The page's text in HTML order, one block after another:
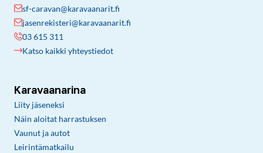
sf-caravan@karavaanarit.fi
jasenrekisteri@karavaanarit.fi
03 615 311
Katso kaikki yhteystiedot
Karavaanarina
Liity jäseneksi
Näin aloitat harrastuksen
Vaunut ja autot
Leirintämatkailu